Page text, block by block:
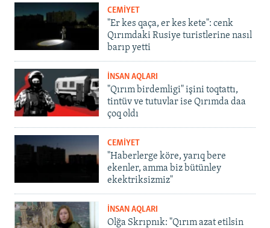
CEMİYET
"Er kes qaça, er kes kete": cenk
Qırımdaki Rusiye turistlerine nasıl
barıp yetti
İNSAN AQLARI
"Qırım birdemligi" işini toqtattı,
tintüv ve tutuvlar ise Qırımda daa
çoq oldı
CEMİYET
"Haberlerge köre, yarıq bere
ekenler, amma biz bütünley
ekektriksizmiz"
İNSAN AQLARI
Olğa Skrıpnık: "Qırım azat etilsin